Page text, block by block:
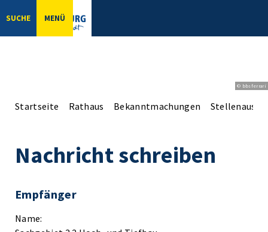
SUCHE MENÜ
© bbsferrari
Startseite Rathaus Bekanntmachungen
Nachricht schreiben
Empfänger
Name: